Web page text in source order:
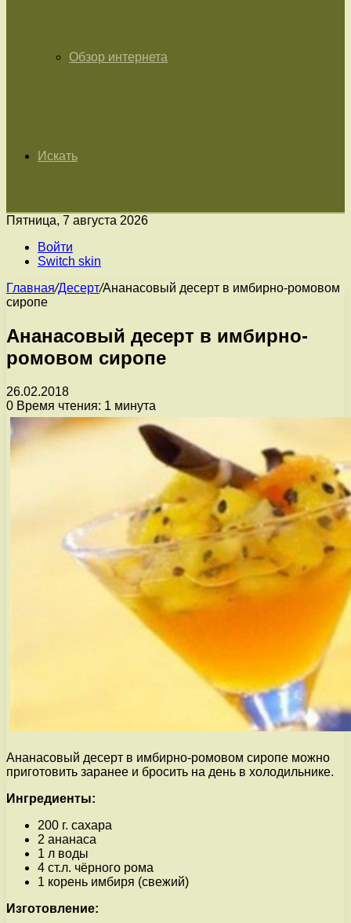
Обзор интернета
Искать
Пятница, 7 августа 2026
Войти
Switch skin
Главная/Десерт/Ананасовый десерт в имбирно-ромовом
сиропе
Ананасовый десерт в имбирно-
ромовом сиропе
26.02.2018
0 Время чтения: 1 минута
Ананасовый десерт в имбирно-ромовом сиропе можно
приготовить заранее и бросить на день в холодильнике.
Ингредиенты:
200 г. сахара
2 ананаса
1 л воды
4 ст.л. чёрного рома
1 корень имбиря (свежий)
Изготовление: